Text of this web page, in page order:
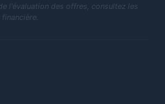
l'évaluation des offres, consultez les